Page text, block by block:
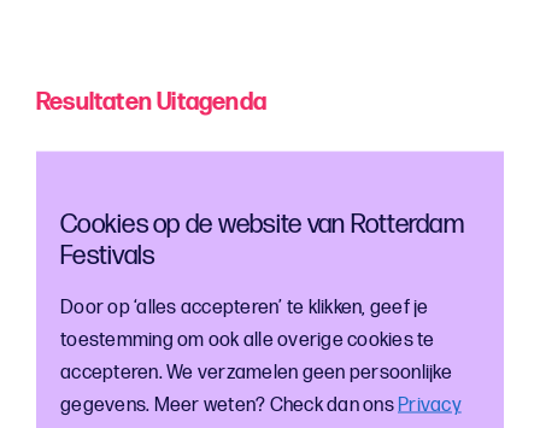
Cookies op de website van Rotterdam
Festivals
Door op ‘alles accepteren’ te klikken, geef je
toestemming om ook alle overige cookies te
accepteren. We verzamelen geen persoonlijke
gegevens. Meer weten? Check dan onsPrivacy
Resultaten Uitagenda
2025
2024
Input voor Gemeenteraads-verkiezingen
2026